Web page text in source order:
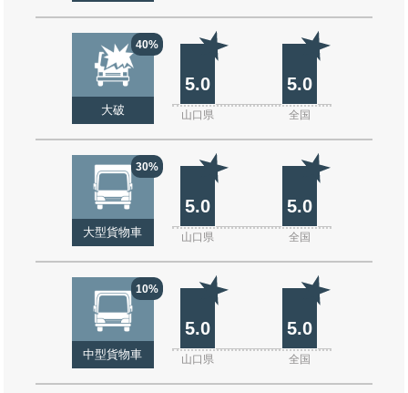
40%
大破
5.0 5.0
山口県 全国
30%
大型貨物車
5.0 5.0
山口県 全国
10%
中型貨物車
5.0 5.0
山口県 全国